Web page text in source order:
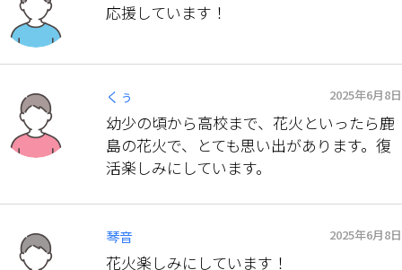
応援しています！
くぅ 2025年6月8日
幼少の頃から高校まで、花火といったら鹿
島の花火で、とても思い出があります。復
活楽しみにしています。
琴音 2025年6月8日
花火楽しみにしています！